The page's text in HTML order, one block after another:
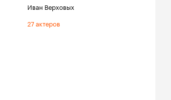
Иван Верховых
27 актеров